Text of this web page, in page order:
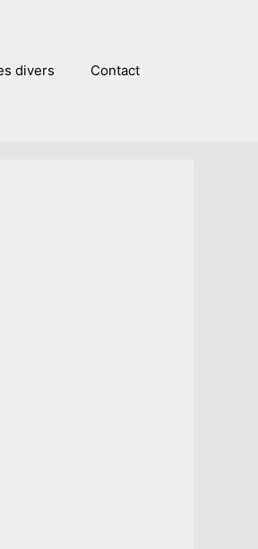
divers Contact